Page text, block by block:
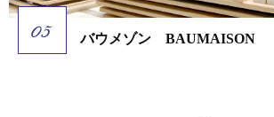
バウメゾン BAUMAISON